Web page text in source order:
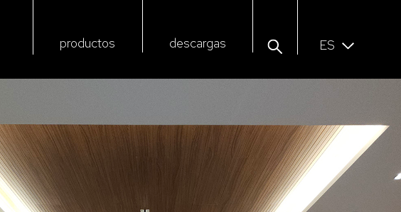
productos descargas ES